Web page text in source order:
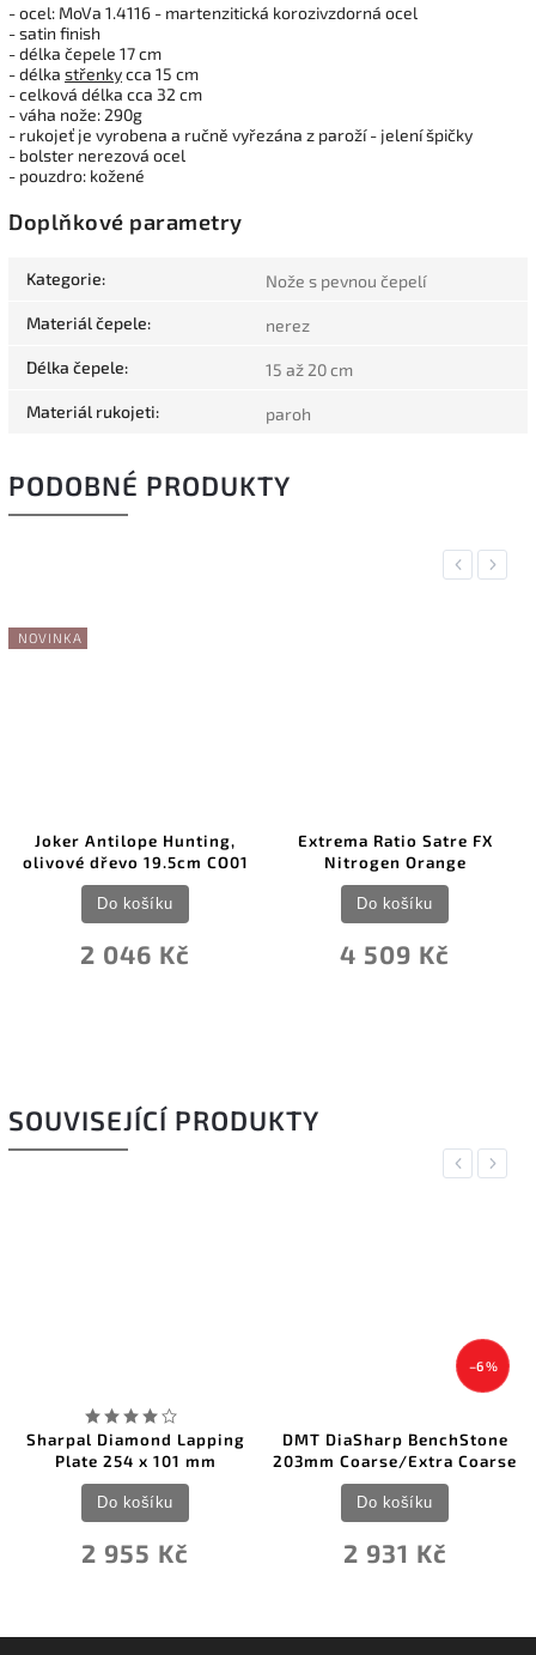
- ocel: MoVa 1.4116 - martenzitická korozivzdorná ocel
- satin finish
- délka čepele 17 cm
- délka střenkycca 15 cm
- celková délka cca 32 cm
- váha nože: 290g
- rukojeť je vyrobena a ručně vyřezána z paroží - jelení špičky
- bolster nerezová ocel
- pouzdro: kožené
Doplňkové parametry
Kategorie: Nože s pevnou čepelí
Materiál čepele: nerez
Délka čepele: 15 až 20 cm
Materiál rukojeti: paroh
PODOBNÉ PRODUKTY
Previous
NOVINKA
Joker Antilope Hunting,
olivové dřevo 19.5cm CO01
2 046 Kč
Do košíku
Extrema Ratio Satre FX
Nitrogen Orange
4 509 Kč
Do košíku
Next
SOUVISEJÍCÍ PRODUKTY
Previous
Sharpal Diamond Lapping
Plate 254 x 101 mm
2 955 Kč
Do košíku
–6 %
DMT DiaSharp BenchStone
203mm Coarse/Extra Coarse
2 931 Kč
Do košíku
Next